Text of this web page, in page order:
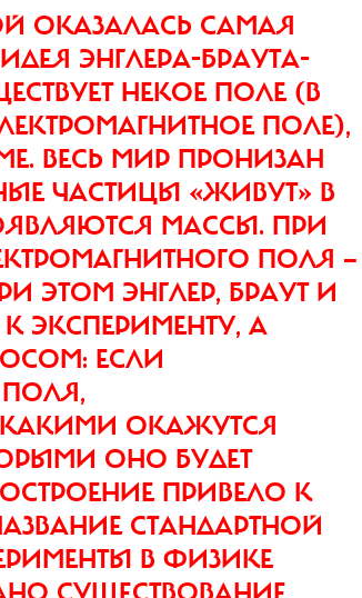
ОКАЗАЛАСЬ САМАЯ
ЭНГЛЕРА-БРАУТА-
НЕКОЕ ПОЛЕ (В
ПОЛЕ),
ВЕСЬ МИР ПРОНИЗАН
ЧАСТИЦЫ «ЖИВУТ» В
МАССЫ. ПРИ
ПОЛЯ —
ЭТОМ ЭНГЛЕР, БРАУТ И
ЭКСПЕРИМЕНТУ, А
ЕСЛИ
КАКИМИ ОКАЖУТСЯ
ОНО БУДЕТ
ПРИВЕЛО К
СТАНДАРТНОЙ
В ФИЗИКЕ